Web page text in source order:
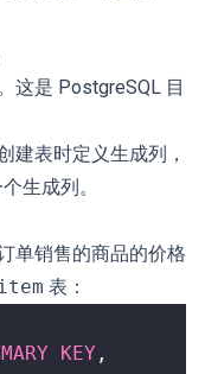
这是 PostgreSQL 目
建表时定义生成列，
生成列。
单销售的商品的价格
表：
KEY ,